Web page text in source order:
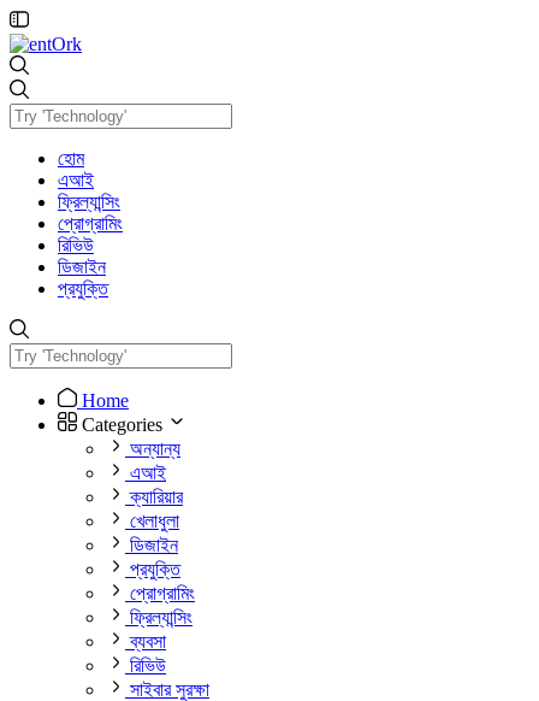
হোম
এআই
ফ্রিল্যান্সিং
প্রোগ্রামিং
রিভিউ
ডিজাইন
প্রযুক্তি
Home
Categories
অন্যান্য
এআই
ক্যারিয়ার
খেলাধুলা
ডিজাইন
প্রযুক্তি
প্রোগ্রামিং
ফ্রিল্যান্সিং
ব্যবসা
রিভিউ
সাইবার সুরক্ষা